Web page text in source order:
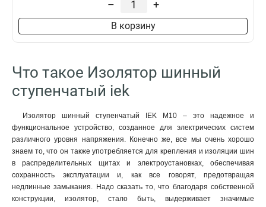
– +
В корзину
Что такое Изолятор шинный
ступенчатый iek
Изолятор шинный ступенчатый IEK М10 – это надежное и
функциональное устройство, созданное для электрических систем
различного уровня напряжения. Конечно же, все мы очень хорошо
знаем то, что он также употребляется для крепления и изоляции шин
в распределительных щитах и электроустановках, обеспечивая
сохранность эксплуатации и, как все говорят, предотвращая
недлинные замыкания. Надо сказать то, что благодаря собственной
конструкции, изолятор, стало быть, выдерживает значимые